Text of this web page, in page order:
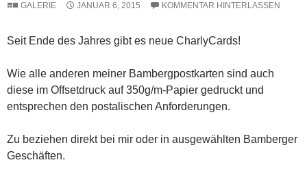
GALERIE JANUAR 6, 2015 KOMMENTAR HINTERLASSEN
Seit Ende des Jahres gibt es neue CharlyCards!
Wie alle anderen meiner Bambergpostkarten sind auch
diese im Offsetdruck auf 350g/m-Papier gedruckt und
entsprechen den postalischen Anforderungen.
Zu beziehen direkt bei mir oder in ausgewählten Bamberger
Geschäften.